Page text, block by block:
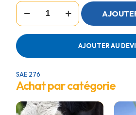
quantité
AUTOFOAMER
MOUSSE
2
PISTOLETS
AJOUTER AU
SAE 276
Achat par catégorie